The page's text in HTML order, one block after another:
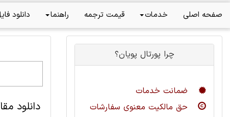
صفحه اصلی خدمات قیمت ترجمه راهنما دانلود
دانلود
چرا پورتال پویان؟
ضمانت خدمات
حق مالکیت معنوی سفارشات